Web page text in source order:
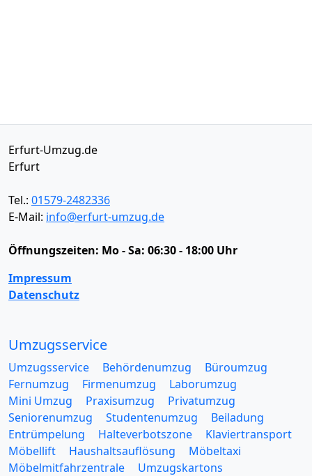
Erfurt-Umzug.de
Erfurt
Tel.: 01579-2482336
E-Mail: info@erfurt-umzug.de
Öffnungszeiten: Mo - Sa: 06:30 - 18:00 Uhr
Impressum
Datenschutz
Umzugsservice
Umzugsservice Behördenumzug
Büroumzug
Fernumzug
Firmenumzug
Laborumzug
Mini Umzug
Praxisumzug
Privatumzug
Seniorenumzug
Studentenumzug
Beiladung
Entrümpelung
Halteverbotszone
Klaviertransport
Möbellift
Haushaltsauflösung
Möbeltaxi
Möbelmitfahrzentrale
Umzugskartons